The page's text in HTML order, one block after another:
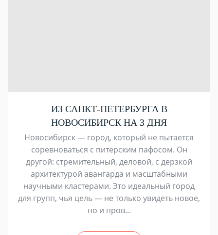
ИЗ САНКТ-ПЕТЕРБУРГА В
НОВОСИБИРСК НА 3 ДНЯ
Новосибирск — город, который не пытается
соревноваться с питерским пафосом. Он
другой: стремительный, деловой, с дерзкой
архитектурой авангарда и масштабными
научными кластерами. Это идеальный город
для групп, чья цель — не только увидеть новое,
но и пров...